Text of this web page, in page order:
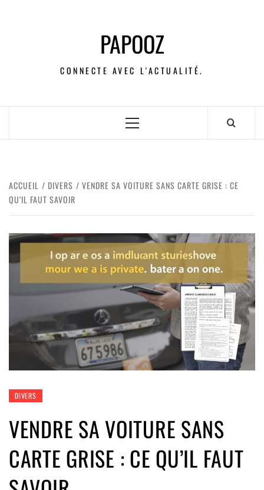
PAPOOZ
CONNECTE AVEC L'ACTUALITÉ.
ACCUEIL DIVERS
VENDRE SA VOITURE SANS CARTE GRISE : CE
QU’IL FAUT SAVOIR
DIVERS
VENDRE SA VOITURE SANS
CARTE GRISE : CE QU’IL FAUT